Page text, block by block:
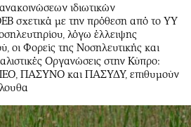
ιδιωτικών
σχετικά με την πρόθεση από το ΥΥ
λόγω έλλειψης
οι Φορείς της Νοσηλευτικής και
Οργανώσεις στην Κύπρο:
ΠΑΣΥΝΟ και ΠΑΣΥΔΥ, επιθυμούν